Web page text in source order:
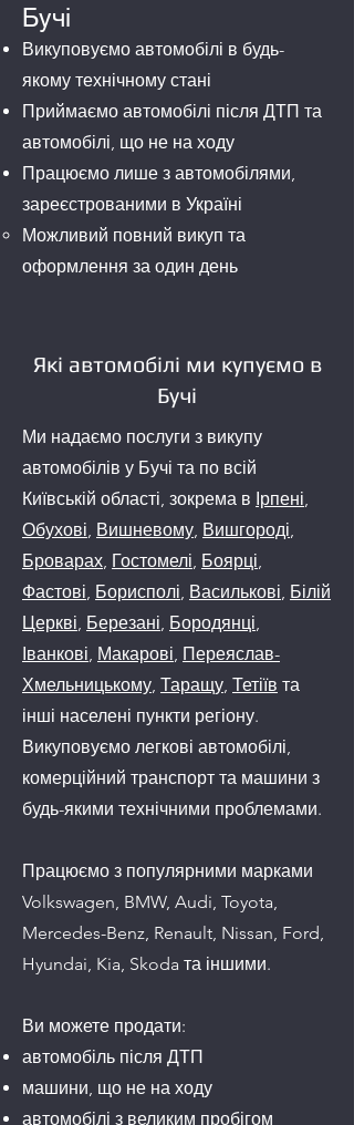
Бучі
Викуповуємо автомобілі в будь-
якому технічному стані
Приймаємо автомобілі після ДТП та
автомобілі, що не на ходу
Працюємо лише з автомобілями,
зареєстрованими в Україні
Можливий повний викуп та
оформлення за один день
Які автомобілі ми купуємо в
Бучі
Ми надаємо послуги з викупу
автомобілів у Бучі та по всій
Київській області, зокрема в Ірпені,
Обухові, Вишневому, Вишгороді,
Броварах, Гостомелі, Боярці,
Фастові, Борисполі, Василькові, Білій
Церкві, Березані, Бородянці,
Іванкові, Макарові, Переяслав-
Хмельницькому, Таращу, Тетіїв ​ та
інші населені пункти регіону.
Викуповуємо легкові автомобілі,
комерційний транспорт та машини з
будь-якими технічними проблемами.
Працюємо з популярними марками
Volkswagen, BMW, Audi, Toyota,
Mercedes-Benz, Renault, Nissan, Ford,
Hyundai, Kia, Skoda та іншими.
Ви можете продати:
автомобіль після ДТП
машини, що не на ходу
автомобілі з великим пробігом